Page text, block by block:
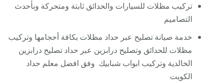
تركيب مظلات للسيارات والحدائق ثابتة ومتحركة وبأحدث
التصاميم
خدمة صيانة تصليح عبر حداد مظلات بكافة أحجامها وتركيب
مظلات للحدائق وتصليح درابزين عبر حداد تصليح درابزين
الخالدية وتركيب ابواب شبابيك وفق افضل معلم حداد
الكويت